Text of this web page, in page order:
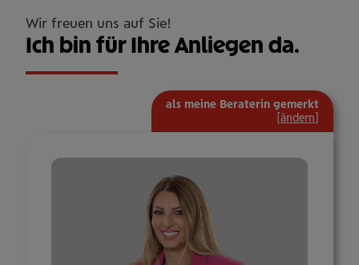
Wir freuen uns auf Sie!
Ich bin für Ihre Anliegen da.
als meine Beraterin gemerkt
ändern